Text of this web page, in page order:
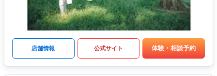
店舗情報 公式サイト 体験・相談予約